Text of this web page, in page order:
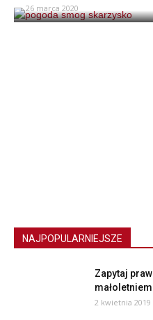
26 marca 2020
NAJPOPULARNIEJSZE
Zapytaj
2 kwietnia 2019